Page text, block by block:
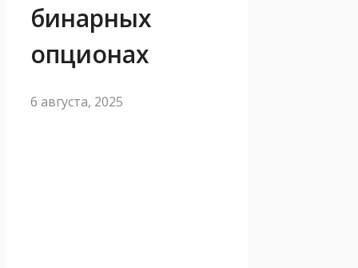
бинарных
опционах
6 августа, 2025